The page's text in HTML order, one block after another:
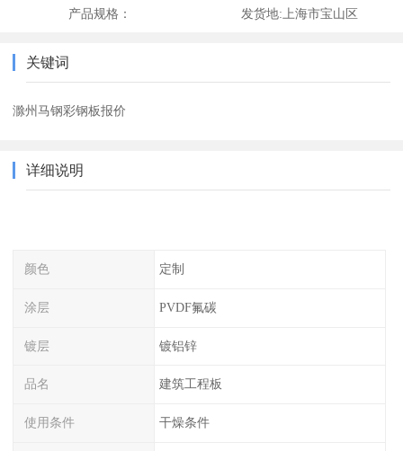
产品规格： 发货地: 上海市宝山区
关键词
滁州马钢彩钢板报价
详细说明
颜色 定制
涂层 PVDF氟碳
镀层 镀铝锌
品名 建筑工程板
使用条件 干燥条件